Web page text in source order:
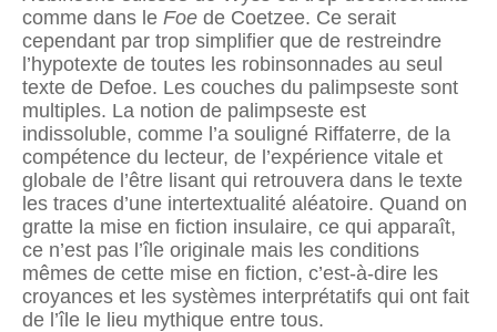
comme dans le Foe de Coetzee. Ce serait
cependant par trop simplifier que de restreindre
l’hypotexte de toutes les robinsonnades au seul
texte de Defoe. Les couches du palimpseste sont
multiples. La notion de palimpseste est
indissoluble, comme l’a souligné Riffaterre, de la
compétence du lecteur, de l’expérience vitale et
globale de l’être lisant qui retrouvera dans le texte
les traces d’une intertextualité aléatoire. Quand on
gratte la mise en fiction insulaire, ce qui apparaît,
ce n’est pas l’île originale mais les conditions
mêmes de cette mise en fiction, c’est-à-dire les
croyances et les systèmes interprétatifs qui ont fait
de l’île le lieu mythique entre tous.